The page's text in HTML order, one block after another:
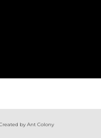
by Ant Colony